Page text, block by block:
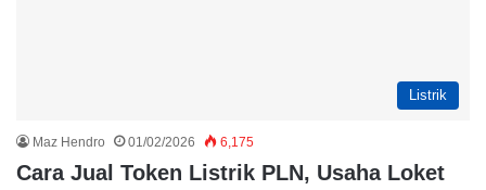
Listrik
Maz Hendro 01/02/2026 6,175
Cara Jual Token Listrik PLN, Usaha Loket